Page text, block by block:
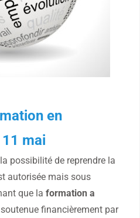
en
mai
possibilité de reprendre la
autorisée mais sous
que la formation a
financièrement par